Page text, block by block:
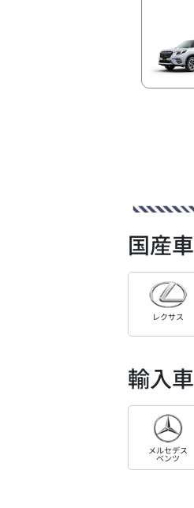
国産車
レクサス
輸入車
メルセデス
ベンツ